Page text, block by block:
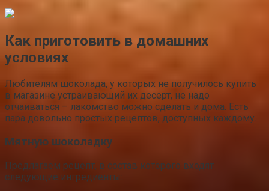
Как приготовить в домашних
условиях
Любителям шоколада, у которых не получилось купить
в магазине устраивающий их десерт, не надо
отчаиваться – лакомство можно сделать и дома. Есть
пара довольно простых рецептов, доступных каждому.
Мятную шоколадку
Предлагаем рецепт, в состав которого входят
следующие ингредиенты: